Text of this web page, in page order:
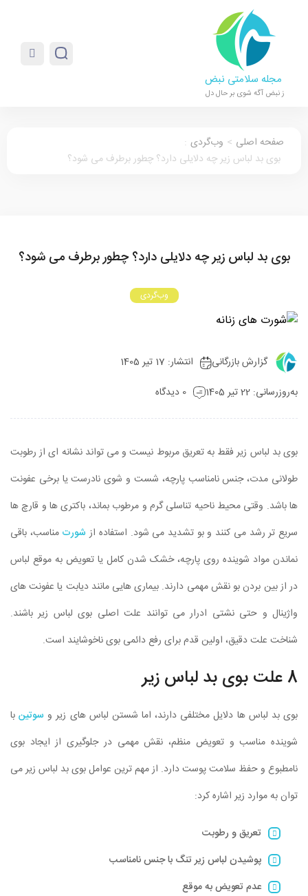
مجله سلامتی نبض
ز نبض آگه شوی بر حال دل
صفحه اصلی > وب‌گردی :
بوی بد لباس زیر چه دلایلی دارد؟ چطور برطرف می شود؟
بوی بد لباس زیر چه دلایلی دارد؟ چطور برطرف می شود؟
وب‌گردی
گزارش بازرگانی
انتشار: 17 تیر 1405
به‌روزرسانی: 22 تیر 1405
0 دیدگاه
بوی بد لباس زیر فقط به تعریق مربوط نیست و می تواند نشانه ای از رطوبت
طولانی مدت، جنس نامناسب پارچه، شست و شوی نادرست یا برخی عفونت
ها باشد. وقتی محیط ناحیه تناسلی گرم و مرطوب بماند، باکتری ها و قارچ ها
سریع تر رشد می کنند و بو تشدید می شود. استفاده ازشورت مناسب، باقی
نماندن مواد شوینده روی پارچه، خشک شدن کامل یا تعویض به موقع لباس
در از بین بردن بو نقش مهمی دارند. بیماری هایی مانند دیابت یا عفونت های
واژینال و حتی نشتی ادرار می توانند علت اصلی بوی لباس زیر باشند.
شناخت علت دقیق، اولین قدم برای رفع دائمی بوی ناخوشایند است.
8 علت بوی بد لباس زیر
بوی بد لباس ها دلایل مختلفی دارند، اما شستن لباس های زیر و سوتینبا
شوینده مناسب و تعویض منظم، نقش مهمی در جلوگیری از ایجاد بوی
نامطبوع و حفظ سلامت پوست دارد. از مهم ترین عوامل بوی بد لباس زیر می
توان به موارد زیر اشاره کرد:
تعریق و رطوبت
پوشیدن لباس زیر تنگ با جنس نامناسب
عدم تعویض به موقع